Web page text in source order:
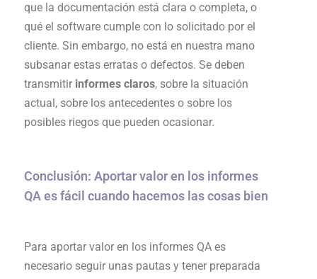
que la documentación está clara o completa, o
qué el software cumple con lo solicitado por el
cliente. Sin embargo, no está en nuestra mano
subsanar estas erratas o defectos. Se deben
transmitir informes claros, sobre la situación
actual, sobre los antecedentes o sobre los
posibles riegos que pueden ocasionar.
Conclusión: Aportar valor en los informes
QA es fácil cuando hacemos las cosas bien
Para aportar valor en los informes QA es
necesario seguir unas pautas y tener preparada